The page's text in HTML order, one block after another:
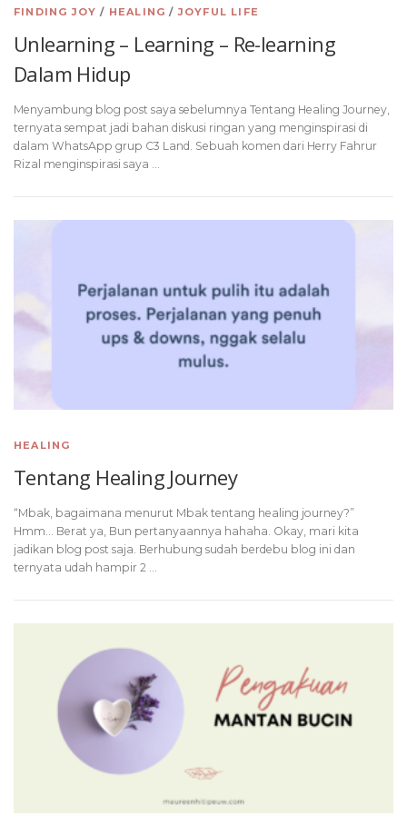
FINDING JOY / HEALING /JOYFUL LIFE
Unlearning – Learning – Re-learning
Dalam Hidup
Menyambung blog post saya sebelumnya Tentang Healing Journey,
ternyata sempat jadi bahan diskusi ringan yang menginspirasi di
dalam WhatsApp grup C3 Land. Sebuah komen dari Herry Fahrur
Rizal menginspirasi saya …
HEALING
Tentang Healing Journey
“Mbak, bagaimana menurut Mbak tentang healing journey?”
Hmm… Berat ya, Bun pertanyaannya hahaha. Okay, mari kita
jadikan blog post saja. Berhubung sudah berdebu blog ini dan
ternyata udah hampir 2 …